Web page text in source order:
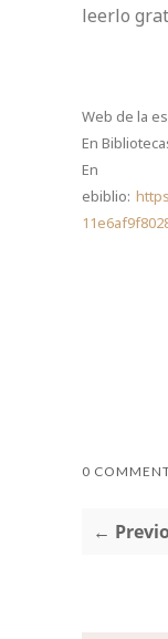
leerlo
Web de la
En
En
ebiblio:
0
←